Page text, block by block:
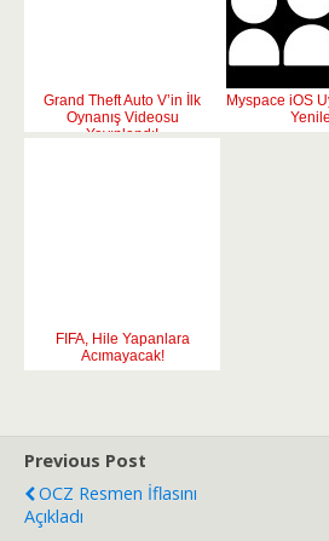
Grand Theft Auto V’in İlk
Oynanış Videosu
Yayınlandı!
Myspace iOS
FIFA, Hile Yapanlara
Acımayacak!
Previous Post
OCZ Resmen İflasını
Açıkladı